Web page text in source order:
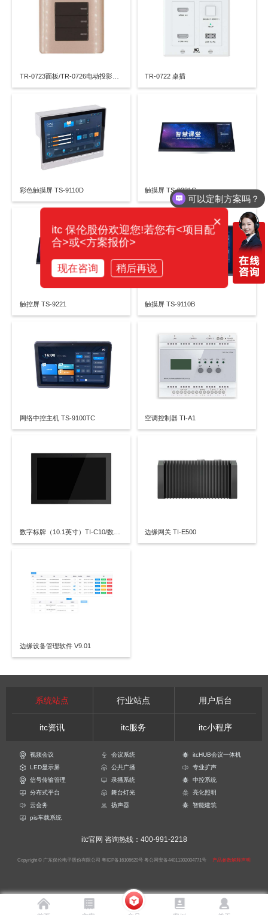
TR-0723面板/TR-0726电动投影幕接收器 TR-0722 桌插
彩色触摸屏 TS-9110D 触摸屏 TS-9221G
触控屏 TS-9221 触摸屏 TS-9110B
网络中控主机 TS-9100TC 空调控制器 TI-A1
数字标牌（10.1英寸）TI-C10/数字标牌（15.6英寸）TI-C15 边缘网关 TI-E500
边缘设备管理软件 V9.01
系统站点 行业站点 用户后台
itc资讯 itc服务 itc小程序
视频会议 会议系统
itcHUB会议一体机
LED显示屏
公共广播
专业扩声
信号传输管理
录播系统
中控系统
分布式平台
舞台灯光
亮化照明
云会务
扬声器
智能建筑
pis车载系统
itc官网 咨询热线：400-991-2218
Copyright © 广东保伦电子股份有限公司 粤ICP备16106620号 粤公网安备44011302004771号 产品参数解释声明
可以定制方案吗？
×
itc 保伦股份欢迎您!若您有<项目配
合>或<方案报价>
现在咨询 稍后再说